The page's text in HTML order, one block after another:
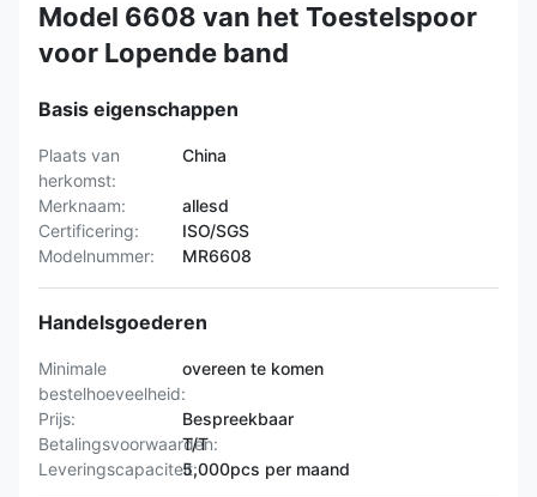
Model 6608 van het Toestelspoor
voor Lopende band
Basis eigenschappen
Plaats van
herkomst:
China
Merknaam:
allesd
Certificering:
ISO/SGS
Modelnummer:
MR6608
Handelsgoederen
Minimale
bestelhoeveelheid:
overeen te komen
Prijs:
Bespreekbaar
Betalingsvoorwaarden:
T/T
Leveringscapaciteit:5,000pcs per maand